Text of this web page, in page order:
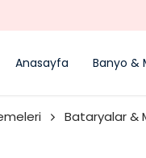
Anasayfa Banyo &
Bataryalar &